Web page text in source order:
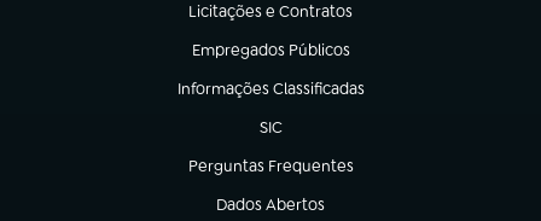
Licitações e Contratos
(abre em nova aba)
Empregados Públicos
(abre em nova aba)
Informações Classificadas
(abre em nova aba)
SIC
(abre em nova aba)
Perguntas Frequentes
(abre em nova aba)
Dados Abertos
(abre em nova aba)